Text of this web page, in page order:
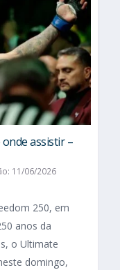
onde assistir –
11/06/2026
250, em
anos da
o Ultimate
domingo,